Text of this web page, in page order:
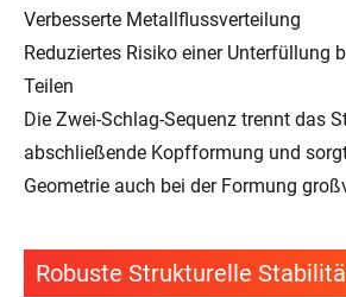
Verbesserte Metallflussverteilung
Reduziertes Risiko einer Unterfüllung
Teilen
Die Zwei-Schlag-Sequenz trennt das
abschließende Kopfformung und
Geometrie auch bei der Formung
Robuste Strukturelle